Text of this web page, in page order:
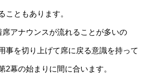
こともあります。
アナウンスが流れることが多いの
事を切り上げて席に戻る意識を持って
2幕の始まりに間に合います。